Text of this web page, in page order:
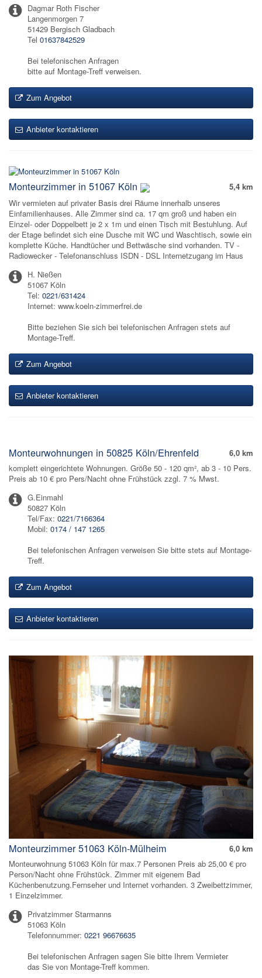
Dagmar Roth Fischer
Langenmorgen 7
51429 Bergisch Gladbach
Tel 01637842529
Bei telefonischen Anfragen
bitte auf Montage-Treff verweisen.
Zum Angebot
Anbieter kontaktieren
5,4 km
Monteurzimmer in 51067 Köln
Wir vermieten auf privater Basis drei Räume innerhalb unseres
Einfamilienhauses. Alle Zimmer sind ca. 17 qm groß und haben ein
Einzel- oder Doppelbett je 2 x 1m und einen Tisch mit Bestuhlung. Auf
der Etage befindet sich eine Dusche mit WC und Waschtisch, sowie ein
komplette Küche. Handtücher und Bettwäsche sind vorhanden. TV -
Radiowecker - Telefonanschluss ISDN - DSL Internetzugang im Haus
H. Nießen
51067 Köln
Tel: 0221/631424
Internet: www.koeln-zimmerfrei.de
Bitte beziehen Sie sich bei telefonischen Anfragen stets auf
Montage-Treff.
Zum Angebot
Anbieter kontaktieren
6,0 km
Monteurwohnungen in 50825 Köln/Ehrenfeld
komplett eingerichtete Wohnungen. Größe 50 - 120 qm², ab 3 - 10 Pers.
Preis ab 10 € pro Pers/Nacht ohne Frühstück zzgl. 7 % Mwst.
G.Einmahl
50827 Köln
Tel/Fax: 0221/7166364
Mobil: 0174 / 147 1265
Bei telefonischen Anfragen verweisen Sie bitte stets auf Montage-
Treff.
Zum Angebot
Anbieter kontaktieren
6,0 km
Monteurzimmer 51063 Köln-Mülheim
Monteurwohnung 51063 Köln für max.7 Personen Preis ab 25,00 € pro
Person/Nacht ohne Frühstück. Zimmer mit eigenem Bad
Küchenbenutzung.Fernseher und Internet vorhanden. 3 Zweibettzimmer,
1 Einzelzimmer.
Privatzimmer Starmanns
51063 Köln
Telefonnummer: 0221 96676635
Bei telefonischen Anfragen sagen Sie bitte Ihrem Vermieter
das Sie von Montage-Treff kommen.